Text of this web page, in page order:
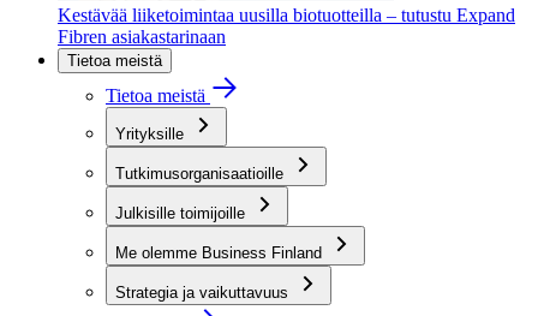
Kestävää liiketoimintaa uusilla biotuotteilla – tutustu Expand
Fibren asiakastarinaan
Tietoa meistä
Tietoa meistä
Yrityksille
Tutkimusorganisaatioille
Julkisille toimijoille
Me olemme Business Finland
Strategia ja vaikuttavuus